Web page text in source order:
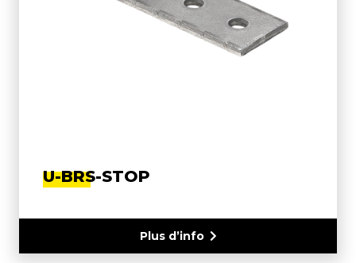
U-BRS-STOP
Plus d’info